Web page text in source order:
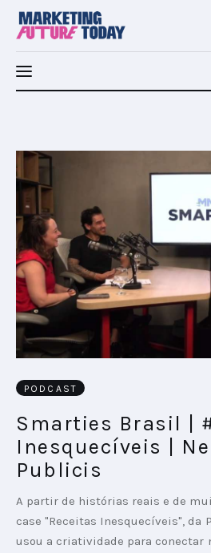
MFT+
FUTURE BRAND LAB
EVENTOS
MARTECH
CONECTADES
PODCAST
PLAYBOOKS
PODCAST
Smarties Brasil |
Inesquecíveis |
Publicis
A partir de histórias reais e de
case "Receitas Inesquecíveis", da
usou a criatividade para conectar